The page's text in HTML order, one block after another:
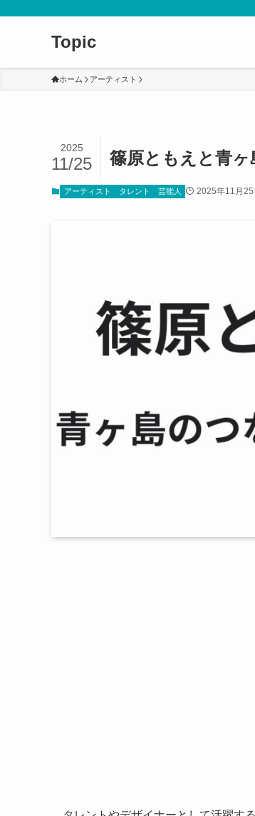
Topic
ホーム アーティスト
篠原ともえと青ヶ
2025
11/25
アーティスト タレント 芸能人 2025年11月25